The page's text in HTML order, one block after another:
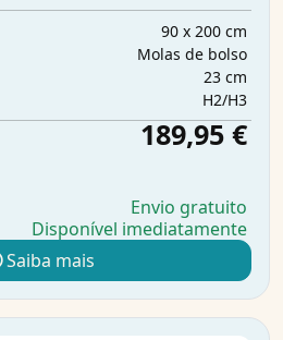
90 x 200 cm
Molas de bolso
23 cm
H2/H3
189,95 €
Envio gratuito
Disponível imediatamente
Saiba mais